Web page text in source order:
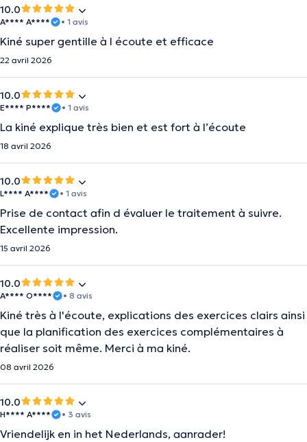
10.0
A**** A**** • 1 avis
Kiné super gentille à l écoute et efficace
22 avril 2026
10.0
E**** P**** • 1 avis
La kiné explique très bien et est fort à l’écoute
18 avril 2026
10.0
L**** A**** • 1 avis
Prise de contact afin d évaluer le traitement à suivre.
Excellente impression.
15 avril 2026
10.0
A**** O**** • 8 avis
Kiné très à l'écoute, explications des exercices clairs ainsi
que la planification des exercices complémentaires à
réaliser soit même. Merci à ma kiné.
08 avril 2026
10.0
H**** A**** • 3 avis
Vriendelijk en in het Nederlands, aanrader!